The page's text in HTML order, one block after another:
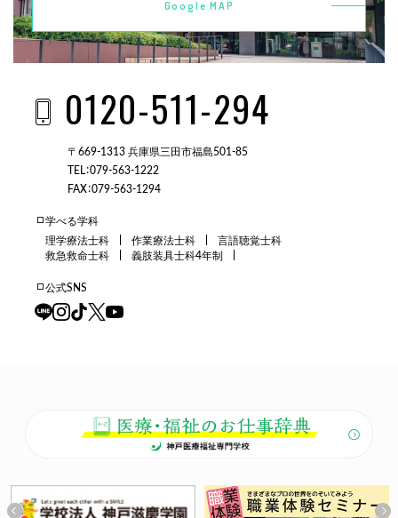
Google MAP
0120-511-294
〒669-1313 兵庫県三田市福島501-85
TEL：079-563-1222
FAX：079-563-1294
学べる学科
理学療法士科
作業療法士科
言語聴覚士科
救急救命士科
義肢装具士科4年制
公式SNS